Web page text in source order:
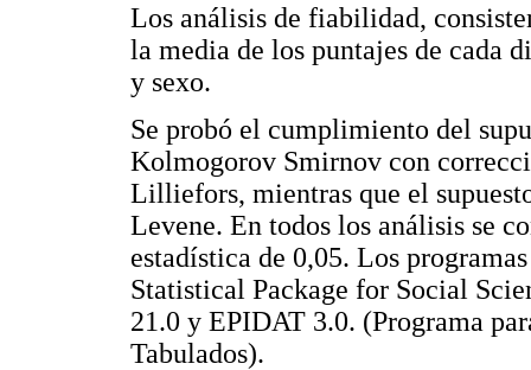
Los análisis de fiabilidad,
la media de los puntajes de cada
y sexo.
Se probó el cumplimiento del
Kolmogorov Smirnov con
Lilliefors, mientras que el
Levene. En todos los análisis se
estadística de 0,05. Los
Statistical Package for Social
21.0 y EPIDAT 3.0. (Programa
Tabulados).